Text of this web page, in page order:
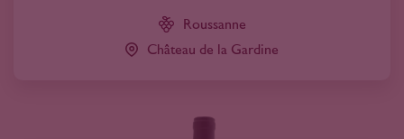
Roussanne
Château de la Gardine